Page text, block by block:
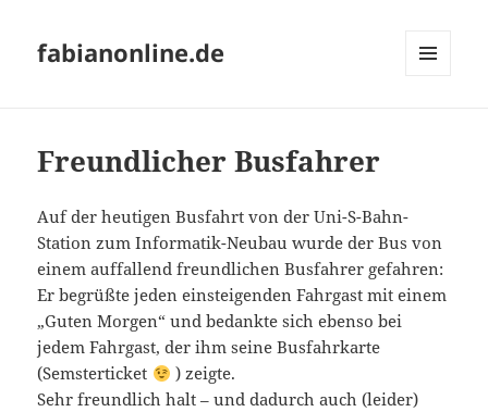
fabianonline.de
Freundlicher Busfahrer
Auf der heutigen Busfahrt von der Uni-S-Bahn-
Station zum Informatik-Neubau wurde der Bus von
einem auffallend freundlichen Busfahrer gefahren:
Er begrüßte jeden einsteigenden Fahrgast mit einem
„Guten Morgen“ und bedankte sich ebenso bei
jedem Fahrgast, der ihm seine Busfahrkarte
(Semsterticket
) zeigte.
Sehr freundlich halt – und dadurch auch (leider)